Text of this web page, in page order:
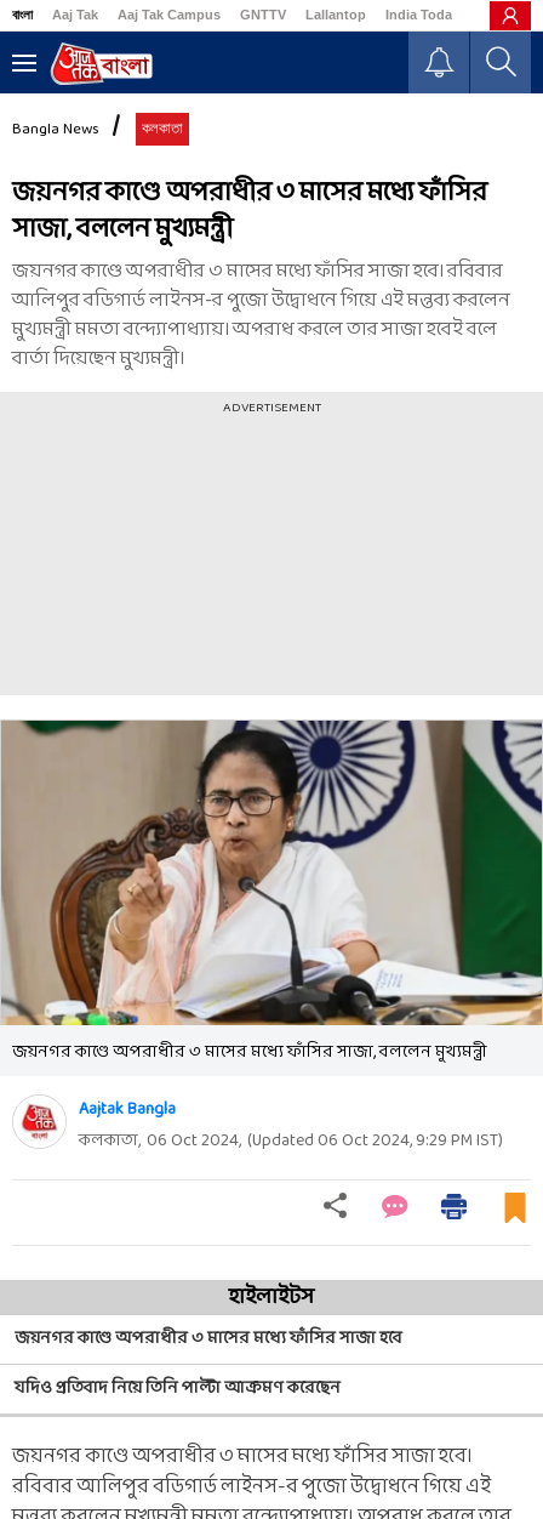
বাংলা Aaj Tak Aaj Tak Campus GNTTV Lallantop India Today Business
Bangla News কলকাতা
জয়নগর কাণ্ডে অপরাধীর ৩ মাসের মধ্যে ফাঁসির
সাজা, বললেন মুখ্যমন্ত্রী
জয়নগর কাণ্ডে অপরাধীর ৩ মাসের মধ্যে ফাঁসির সাজা হবে। রবিবার
আলিপুর বডিগার্ড লাইনস-র পুজো উদ্বোধনে গিয়ে এই মন্তব্য করলেন
মুখ্যমন্ত্রী মমতা বন্দ্যোপাধ্যায়। অপরাধ করলে তার সাজা হবেই বলে
বার্তা দিয়েছেন মুখ্যমন্ত্রী।
ADVERTISEMENT
জয়নগর কাণ্ডে অপরাধীর ৩ মাসের মধ্যে ফাঁসির সাজা, বললেন মুখ্যমন্ত্রী
Aajtak Bangla
কলকাতা, 06 Oct 2024, (Updated 06 Oct 2024, 9:29 PMIST)
হাইলাইটস
জয়নগর কাণ্ডে অপরাধীর ৩ মাসের মধ্যে ফাঁসির সাজা হবে
যদিও প্রতিবাদ নিয়ে তিনি পাল্টা আক্রমণ করেছেন
জয়নগর কাণ্ডে অপরাধীর ৩ মাসের মধ্যে ফাঁসির সাজা হবে।
রবিবার আলিপুর বডিগার্ড লাইনস-র পুজো উদ্বোধনে গিয়ে এই